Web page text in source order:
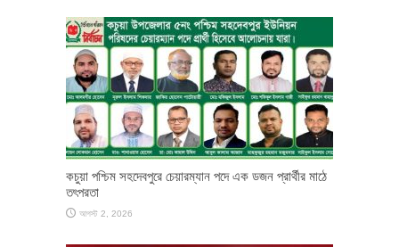
কচুয়া পশ্চিম সহদেবপুরে চেয়ারম্যান পদে এক ডজন প্রার্থীর মাঠে
তৎপরতা
আগস্ট 2, 2026